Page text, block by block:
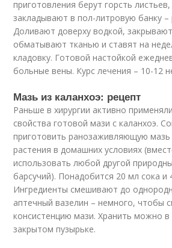
приготовления берут горсть
закладывают в пол-литровую банку –
Доливают доверху водкой,
обматывают тканью и ставят на
кладовку. Готовой настойкой
больные вены. Курс лечения – 10-12
Мазь из каланхоэ: рецепт
Раньше в хирургии активно
свойства готовой мази с каланхоэ.
приготовить ранозаживляющую мазь
растения в домашних условиях
использовать любой другой
барсучий). Понадобится 20 мл сока и
Ингредиенты смешивают до
аптечный вазелин – немного, чтобы
консистенцию мази. Хранить можно в
закрытом пузырьке.